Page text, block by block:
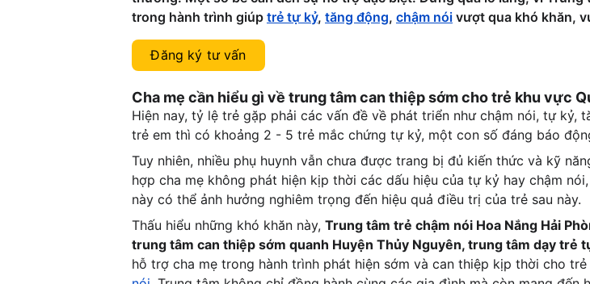
trong hành trình giúp trẻ tự kỷ, tăng động, chậm nói vượt qua khó khăn,
Đăng ký tư vấn
Cha mẹ cần hiểu gì về trung tâm can thiệp sớm cho trẻ khu vực
Hiện nay, tỷ lệ trẻ gặp phải các vấn đề về phát triển như chậm nói, tự kỷ,
trẻ em thì có khoảng 2 - 5 trẻ mắc chứng tự kỷ, một con số đáng báo
Tuy nhiên, nhiều phụ huynh vẫn chưa được trang bị đủ kiến thức và kỹ
hợp cha mẹ không phát hiện kịp thời các dấu hiệu của tự kỷ hay chậm
này có thể ảnh hưởng nghiêm trọng đến hiệu quả điều trị của trẻ sau này.
Thấu hiểu những khó khăn này, Trung tâm trẻ chậm nói Hoa Nắng Hải
trung tâm can thiệp sớm quanh Huyện Thủy Nguyên, trung tâm dạy trẻ
hỗ trợ cha mẹ trong hành trình phát hiện sớm và can thiệp kịp thời cho